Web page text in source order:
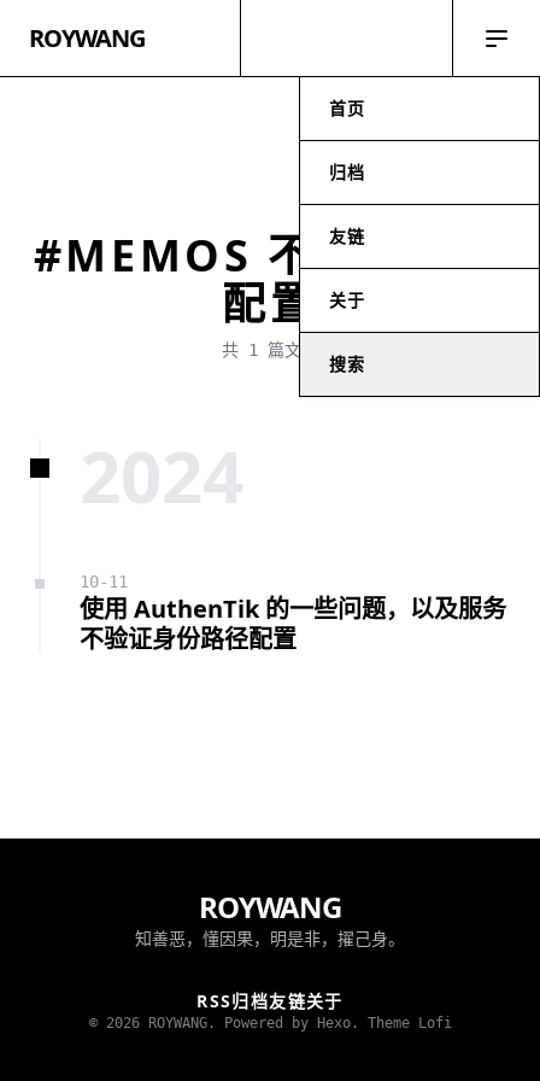
ROYWANG
首页
归档
友链
关于
搜索
#MEMOS 不验证路径
配置
共 1 篇文章
2024
10-11
使用 AuthenTik 的一些问题，以及服务
不验证身份路径配置
ROYWANG
知善恶，懂因果，明是非，擢己身。
RSS归档友链关于
© 2026 ROYWANG. Powered by Hexo. Theme Lofi